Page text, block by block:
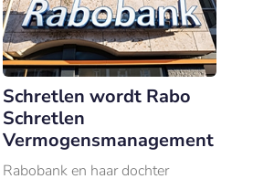
Schretlen wordt Rabo
Schretlen
Vermogensmanagement
Rabobank en haar dochter